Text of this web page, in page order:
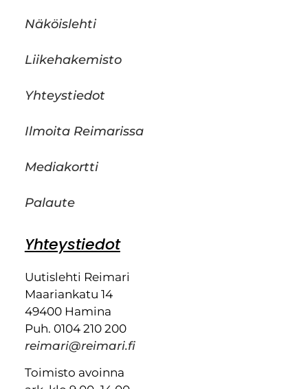
Näköislehti
Liikehakemisto
Yhteystiedot
Ilmoita Reimarissa
Mediakortti
Palaute
Yhteystiedot
Uutislehti Reimari
Maariankatu 14
49400 Hamina
Puh. 0104 210 200
reimari@reimari.fi
Toimisto avoinna